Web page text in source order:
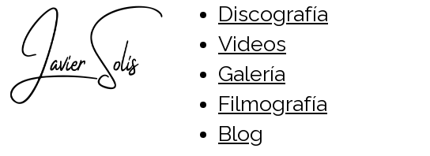
Discografía
Videos
Galería
Filmografía
Blog